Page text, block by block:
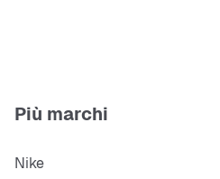
Più marchi
Nike